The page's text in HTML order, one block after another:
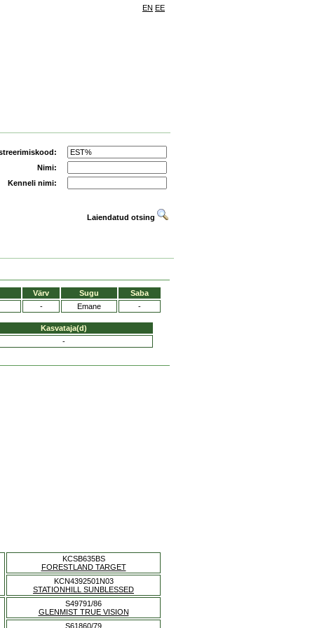
EN EE
Nimi:
Kenneli nimi:
Laiendatud otsing
Värv Sugu
Saba
- Emane -
Kasvataja(d)
-
KCSB635BS
FORESTLAND TARGET
KCN4392501N03
STATIONHILL SUNBLESSED
S49791/86
GLENMIST TRUE VISION
S61860/79